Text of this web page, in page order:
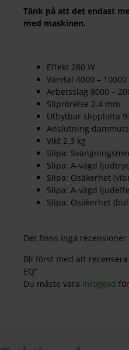
Tänk på att det endast
med maskinen.
Effekt 280 W
Varvtal 4000 –
Arbetsslag 8000 –
Sliprörelse 2.4 mm
Utbytbar slipplatta
Anslutning
Vikt 2.3 kg
Slipa:
Slipa: A-vägd
Slipa: Osäkerhet
Slipa: A-vägd
Slipa: Osäkerhet
Det finns inga recensioner
Bli först med att recensera
EQ”
Du måste vara inloggad